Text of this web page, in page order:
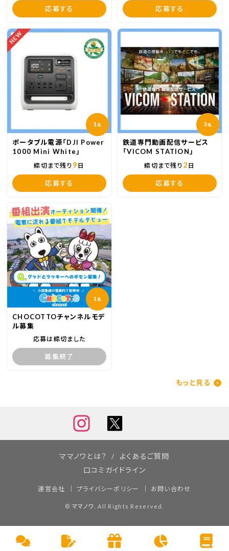
応募する 応募する
NEW
1 名
ポータブル電源「DJI Power
1000 Mini White」
締切まで残り 9 日
応募する
3名
鉄道専門動画配信サービス
「VICOM STATION」
締切まで残り 2 日
応募する
1名
CHOCOTTOチャンネルモデ
ル募集
応募は締切ました
募集終了
もっと見る
ママノワとは？
よくあるご質問
口コミガイドライン
運営会社 プライバシーポリシー お問い合わせ
© ママノワ . All Rights Reserved.